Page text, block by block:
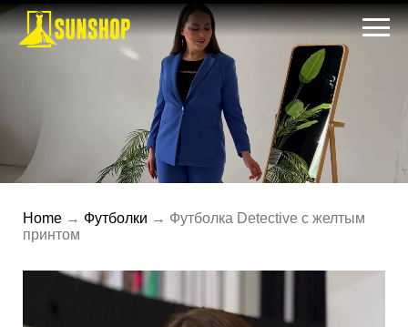
Home → Футболки → Футболка Detective с желтым
принтом